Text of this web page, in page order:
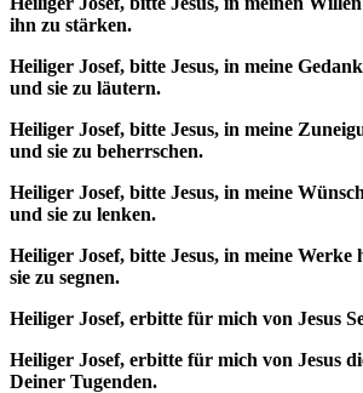
ihn zu stärken.
Heiliger Josef, bitte Jesus, in meine
und sie zu läutern.
Heiliger Josef, bitte Jesus, in meine
und sie zu beherrschen.
Heiliger Josef, bitte Jesus, in meine
und sie zu lenken.
Heiliger Josef, bitte Jesus, in meine Werke
sie zu segnen.
Heiliger Josef, erbitte für mich von Jesus
Heiliger Josef, erbitte für mich von Jesus
Deiner Tugenden.